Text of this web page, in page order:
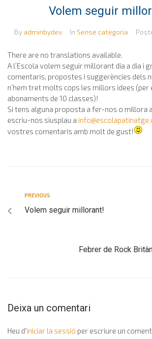
Volem seguir
By adminbydev In Sense categoria
There are no translations available.
A l’Escola volem seguir millorant dia a dia i
comentaris, propostes i suggerències dels
n’hem tret molts cops les millors idees (per
abonaments de 10 classes)!
Si tens alguna proposta a fer-nos o millora
escriu-nos siusplau a
vostres comentaris amb molt de gust!
PREVIOUS
Volem seguir millorant!
Febrer de Rock
Deixa un comentari
Heu d'iniciar la sessió per escriure un